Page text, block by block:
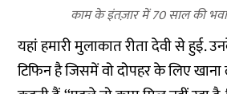
काम के इंतज़ार में 70 साल की
यहां हमारी मुलाकात रीता देवी से हुई.
टिफिन है जिसमें वो दोपहर के लिए